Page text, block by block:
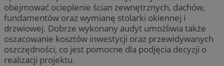
obejmować ocieplenie ścian zewnętrznych, dachów,
fundamentów oraz wymianę stolarki okiennej i
drzwiowej. Dobrze wykonany audyt umożliwia także
oszacowanie kosztów inwestycji oraz przewidywanych
oszczędności, co jest pomocne dla podjęcia decyzji o
realizacji projektu.